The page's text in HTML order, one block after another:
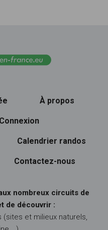
À propos
Calendrier randos
Contactez-nous
nombreux circuits de
de découvrir :
et milieux naturels,